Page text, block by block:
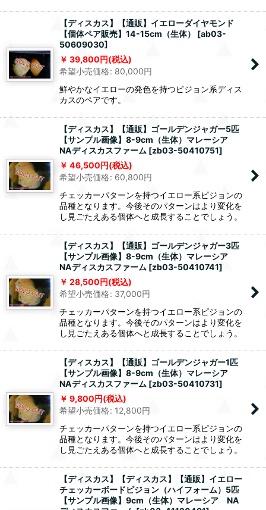
【ディスカス】【通販】イエローダイヤモンド
【個体ペア販売】14-15cm（生体）
[ab03-
50609030]
39,800円(税込)
希望小売価格: 80,000円
鮮やかなイエローの発色を持つピジョン系ディス
カスのペアです。
【ディスカス】【通販】ゴールデンジャガー5匹
【サンプル画像】8-9cm（生体）マレーシア
NAディスカスファーム [zb03-50410751]
46,500円(税込)
希望小売価格: 60,800円
チェッカーパターンを持つイエロー系ピジョンの
品種となります。今後そのパターンはより変化を
し見ごたえある個体へと成長することでしょう。
【ディスカス】【通販】ゴールデンジャガー3匹
【サンプル画像】8-9cm（生体）マレーシア
NAディスカスファーム [zb03-50410741]
28,500円(税込)
希望小売価格: 37,000円
チェッカーパターンを持つイエロー系ピジョンの
品種となります。今後そのパターンはより変化を
し見ごたえある個体へと成長することでしょう。
【ディスカス】【通販】ゴールデンジャガー1匹
【サンプル画像】8-9cm（生体）マレーシア
NAディスカスファーム [zb03-50410731]
9,800円(税込)
希望小売価格: 12,800円
チェッカーパターンを持つイエロー系ピジョンの
品種となります。今後そのパターンはより変化を
し見ごたえある個体へと成長することでしょう。
【ディスカス】【ディスカス】【通販】イエロー
チェッカーボードピジョン（ハイフォーム）5匹
【サンプル画像】9cm（生体）マレーシア NA